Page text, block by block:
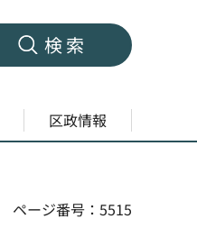
検索
区政情報
ページ番号：5515